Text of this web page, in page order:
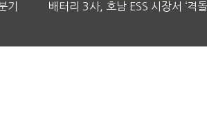
기
배터리 3사, 호남 ESS 시장서 ‘격돌